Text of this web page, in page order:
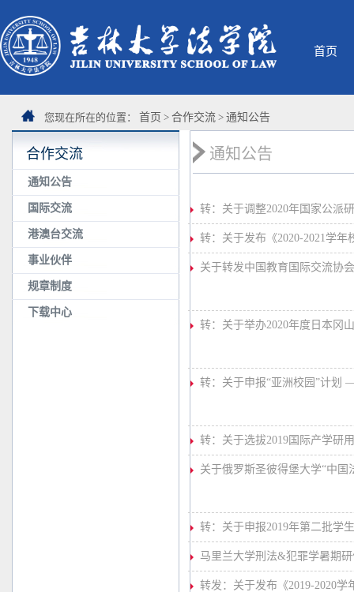
首页
您现在所在的位置： 首页 > 合作交流 > 通知公告
合作交流
通知公告
国际交流
港澳台交流
事业伙伴
规章制度
下载中心
通知公告
转：关于调整2020年国家公派
转：关于发布《2020-2021学
关于转发中国教育国际交流协
转：关于举办2020年度日本冈
转：关于申报“亚洲校园”计划
转：关于选拔2019国际产学研
关于俄罗斯圣彼得堡大学“中
转：关于申报2019年第二批学
马里兰大学刑法&犯罪学暑期
转发：关于发布《2019-2020